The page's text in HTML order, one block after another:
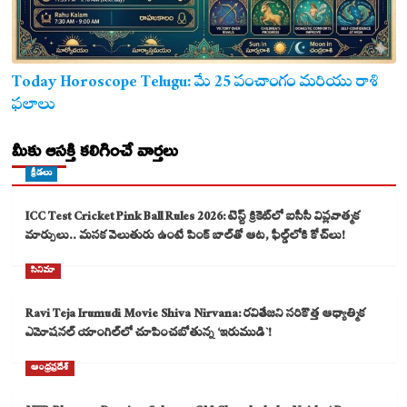
Today Horoscope Telugu: మే 25 పంచాంగం మరియు రాశి
ఫలాలు
మీకు ఆసక్తి కలిగించే వార్తలు
క్రీడలు
ICC Test Cricket Pink Ball Rules 2026: టెస్ట్ క్రికెట్‌లో ఐసీసీ విప్లవాత్మక
మార్పులు.. మసక వెలుతురు ఉంటే పింక్ బాల్‌తో ఆట, ఫీల్డ్‌లోకి కోచ్‌లు!
సినిమా
Ravi Teja Irumudi Movie Shiva Nirvana: రవితేజని సరికొత్త ఆధ్యాత్మిక
ఎమోషనల్ యాంగిల్‌లో చూపించబోతున్న ‘ఇరుముడి`!
ఆంధ్రప్రదేశ్